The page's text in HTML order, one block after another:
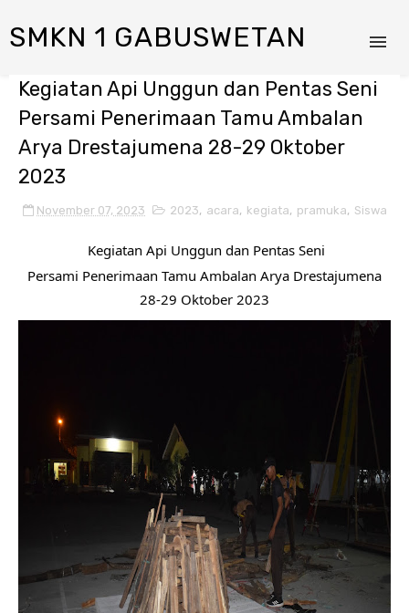
SMKN 1 GABUSWETAN
Kegiatan Api Unggun dan Pentas Seni
Persami Penerimaan Tamu Ambalan
Arya Drestajumena 28-29 Oktober
2023
November 07, 2023 2023, acara, kegiata, pramuka, Siswa
Kegiatan Api Unggun dan Pentas Seni
Persami Penerimaan Tamu Ambalan Arya Drestajumena
28-29 Oktober 2023